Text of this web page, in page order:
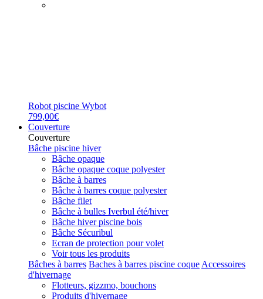
Robot piscine Wybot
799,00€
Couverture
Couverture
Bâche piscine hiver
Bâche opaque
Bâche opaque coque polyester
Bâche à barres
Bâche à barres coque polyester
Bâche filet
Bâche à bulles Iverbul été/hiver
Bâche hiver piscine bois
Bâche Sécuribul
Ecran de protection pour volet
Voir tous les produits
Bâches à barres Baches à barres piscine coque Accessoires
d'hivernage
Flotteurs, gizzmo, bouchons
Produits d'hivernage